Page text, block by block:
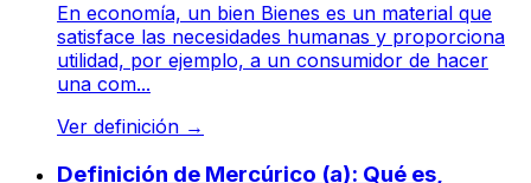
En economía, un bien Bienes es un material que
satisface las necesidades humanas y proporciona
utilidad, por ejemplo, a un consumidor de hacer
una com...
Ver definición →
Definición de Mercúrico (a): Qué es,